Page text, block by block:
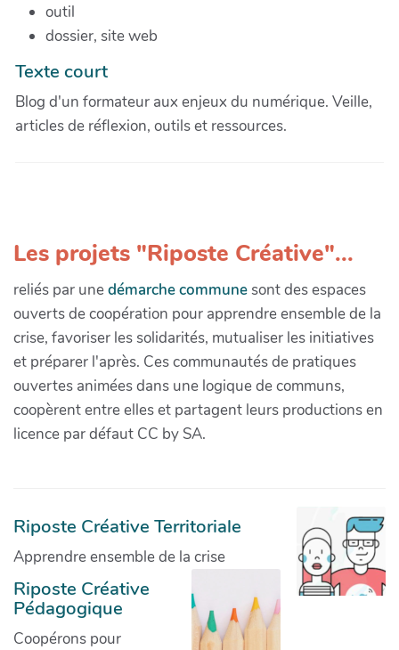
outil
dossier, site web
Texte court
Blog d'un formateur aux enjeux du numérique. Veille,
articles de réflexion, outils et ressources.